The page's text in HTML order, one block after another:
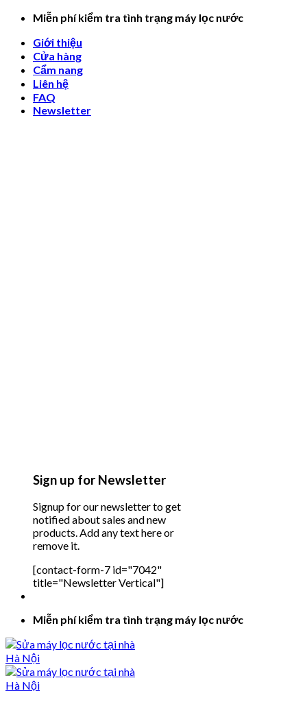
Skip
content
Miễn phí kiểm tra tình trạng máy lọc nước
Giới thiệu
Cửa hàng
Cẩm nang
Liên hệ
FAQ
Newsletter
Sign up for Newsletter
Signup for our newsletter to get
notified about sales and new
products. Add any text here or
remove it.
[contact-form-7 id="7042"
title="Newsletter Vertical"]
Miễn phí kiểm tra tình trạng máy lọc nước